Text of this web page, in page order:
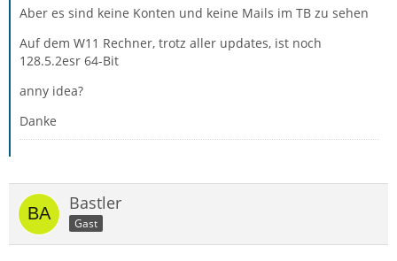
Aber es sind keine Konten und keine Mails im TB zu sehen
Auf dem W11 Rechner, trotz aller updates, ist noch
128.5.2esr 64-Bit
anny idea?
Danke
Bastler
Gast